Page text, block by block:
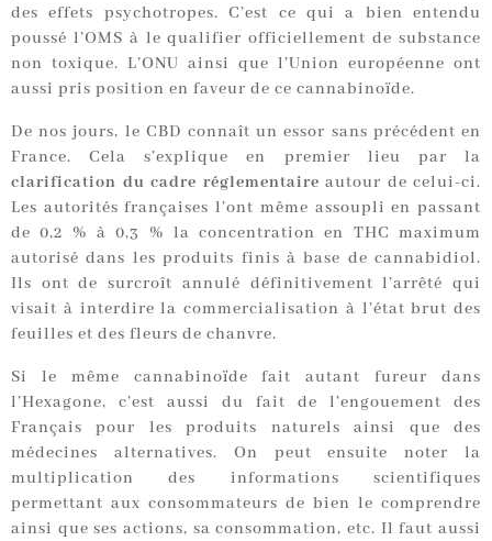
des effets psychotropes. C’est ce qui a bien entendu
poussé l’OMS à le qualifier officiellement de substance
non toxique. L’ONU ainsi que l’Union européenne ont
aussi pris position en faveur de ce cannabinoïde.
De nos jours, le CBD connaît un essor sans précédent en
France. Cela s’explique en premier lieu par la
clarification du cadre réglementaire autour de celui-ci.
Les autorités françaises l’ont même assoupli en passant
de 0,2 % à 0,3 % la concentration en THC maximum
autorisé dans les produits finis à base de cannabidiol.
Ils ont de surcroît annulé définitivement l’arrêté qui
visait à interdire la commercialisation à l’état brut des
feuilles et des fleurs de chanvre.
Si le même cannabinoïde fait autant fureur dans
l’Hexagone, c’est aussi du fait de l’engouement des
Français pour les produits naturels ainsi que des
médecines alternatives. On peut ensuite noter la
multiplication des informations scientifiques
permettant aux consommateurs de bien le comprendre
ainsi que ses actions, sa consommation, etc. Il faut aussi